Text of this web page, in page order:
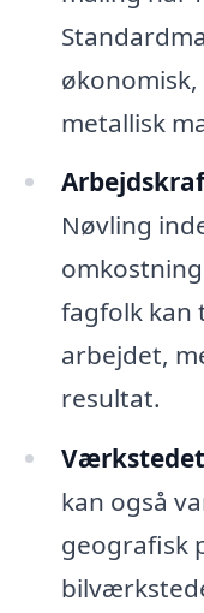
metallisk
Nøvling
fagfolk kan
arbejdet,
resultat.
kan også
geografisk